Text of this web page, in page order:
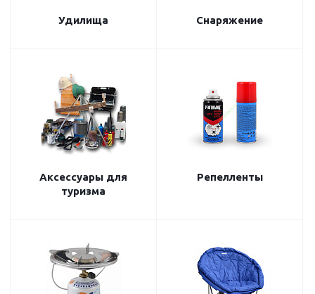
Удилища Снаряжение
Аксессуары для
туризма
Репелленты